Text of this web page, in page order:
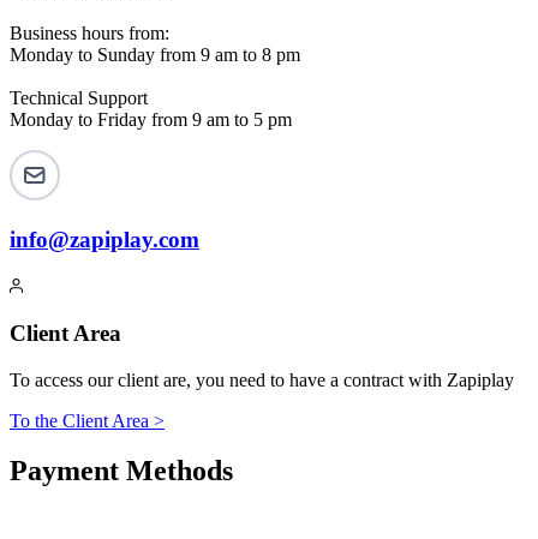
Business hours from:
Monday to Sunday from 9 am to 8 pm
Technical Support
Monday to Friday from 9 am to 5 pm
info@zapiplay.com
Client Area
To access our client are, you need to have a contract with Zapiplay
To the Client Area >
Payment Methods